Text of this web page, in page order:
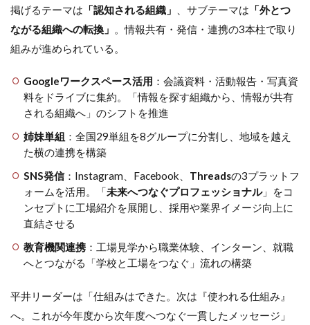
掲げるテーマは 「認知される組織」 、サブテーマは 「外とつ
ながる組織への転換」 。情報共有・発信・連携の3本柱で取り
組みが進められている。
Googleワークスペース活用 ：会議資料・活動報告・写真資
料をドライブに集約。「情報を探す組織から、情報が共有
される組織へ」のシフトを推進
姉妹単組 ：全国29単組を8グループに分割し、地域を越え
た横の連携を構築
SNS発信：Instagram、Facebook、 Threadsの3プラットフ
ォームを活用。「未来へつなぐプロフェッショナル」をコ
ンセプトに工場紹介を展開し、採用や業界イメージ向上に
直結させる
教育機関連携：工場見学から職業体験、インターン、就職
へとつながる「学校と工場をつなぐ」流れの構築
平井リーダーは「仕組みはできた。次は『使われる仕組み』
へ。これが今年度から次年度へつなぐ一貫したメッセージ」